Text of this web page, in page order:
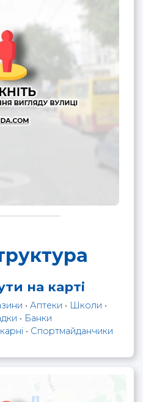
на карті
• Аптеки • Школи •
• Банки
• Спортмайданчики